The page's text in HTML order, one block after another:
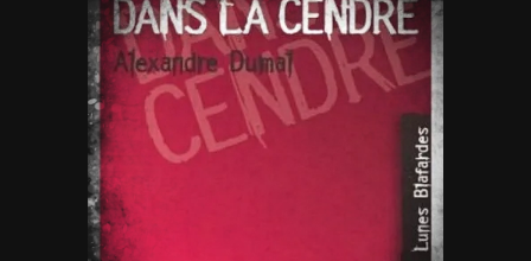
LIENS & FESTIVALS
UN POLAR AU HASARD